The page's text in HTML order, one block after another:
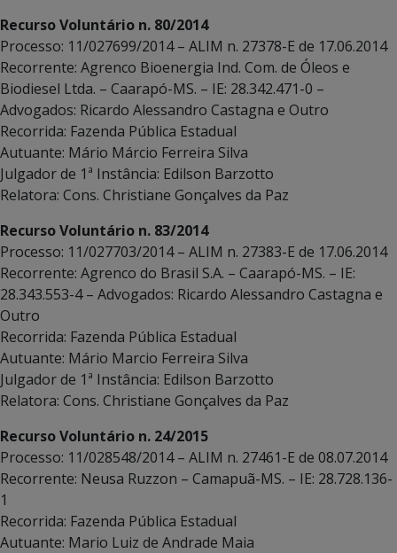
Recurso Voluntário n. 80/2014
Processo: 11/027699/2014 – ALIM n. 27378-E de 17.06.2014
Recorrente: Agrenco Bioenergia Ind. Com. de Óleos e
Biodiesel Ltda. – Caarapó-MS. – IE: 28.342.471-0 –
Advogados: Ricardo Alessandro Castagna e Outro
Recorrida: Fazenda Pública Estadual
Autuante: Mário Márcio Ferreira Silva
Julgador de 1ª Instância: Edilson Barzotto
Relatora: Cons. Christiane Gonçalves da Paz
Recurso Voluntário n. 83/2014
Processo: 11/027703/2014 – ALIM n. 27383-E de 17.06.2014
Recorrente: Agrenco do Brasil S.A. – Caarapó-MS. – IE:
28.343.553-4 – Advogados: Ricardo Alessandro Castagna e
Outro
Recorrida: Fazenda Pública Estadual
Autuante: Mário Marcio Ferreira Silva
Julgador de 1ª Instância: Edilson Barzotto
Relatora: Cons. Christiane Gonçalves da Paz
Recurso Voluntário n. 24/2015
Processo: 11/028548/2014 – ALIM n. 27461-E de 08.07.2014
Recorrente: Neusa Ruzzon – Camapuã-MS. – IE: 28.728.136-
1
Recorrida: Fazenda Pública Estadual
Autuante: Mario Luiz de Andrade Maia